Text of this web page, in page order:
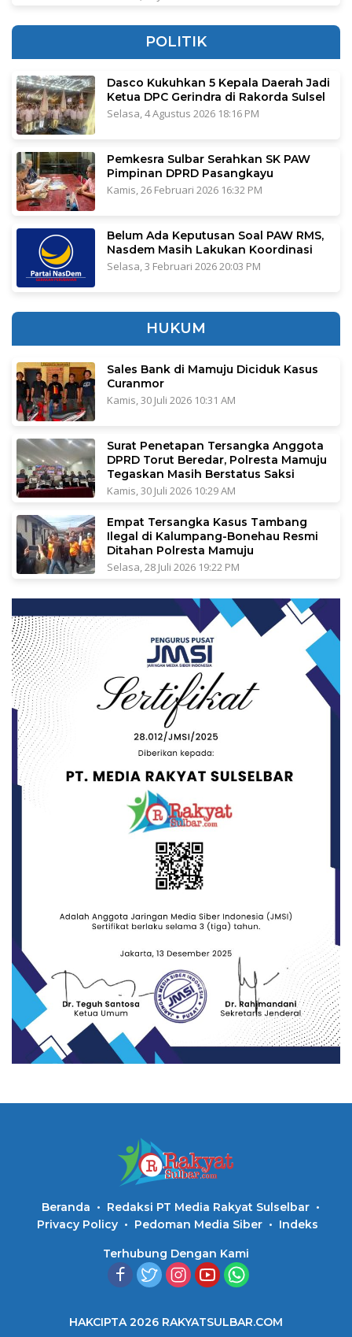
POLITIK
Dasco Kukuhkan 5 Kepala Daerah Jadi
Ketua DPC Gerindra di Rakorda Sulsel
Selasa, 4 Agustus 2026 18:16 PM
Pemkesra Sulbar Serahkan SK PAW
Pimpinan DPRD Pasangkayu
Kamis, 26 Februari 2026 16:32 PM
Belum Ada Keputusan Soal PAW RMS,
Nasdem Masih Lakukan Koordinasi
Selasa, 3 Februari 2026 20:03 PM
HUKUM
Sales Bank di Mamuju Diciduk Kasus
Curanmor
Kamis, 30 Juli 2026 10:31 AM
Surat Penetapan Tersangka Anggota
DPRD Torut Beredar, Polresta Mamuju
Tegaskan Masih Berstatus Saksi
Kamis, 30 Juli 2026 10:29 AM
Empat Tersangka Kasus Tambang
Ilegal di Kalumpang-Bonehau Resmi
Ditahan Polresta Mamuju
Selasa, 28 Juli 2026 19:22 PM
Beranda
Redaksi PT Media Rakyat Sulselbar
Privacy Policy
Pedoman Media Siber Indeks
Terhubung Dengan Kami
HAKCIPTA 2026 RAKYATSULBAR.COM